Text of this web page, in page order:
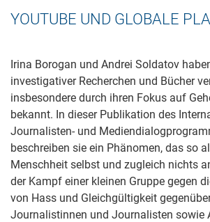
YOUTUBE UND GLOBALE
Irina Borogan und Andrei Soldatov
investigativer Recherchen und Bücher
insbesondere durch ihren Fokus auf
bekannt. In dieser Publikation des
Journalisten- und
beschreiben sie ein Phänomen, das so
Menschheit selbst und zugleich nichts
der Kampf einer kleinen Gruppe gegen
von Hass und Gleichgültigkeit
Journalistinnen und Journalisten sowie